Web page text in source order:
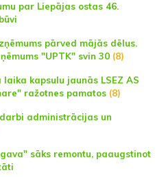
par Liepājas ostas 46.
pārved mājās dēlus.
"UPTK" svin 30 (8)
kapsulu jaunās LSEZ AS
ražotnes pamatos (8)
administrācijas un
sāks remontu, paaugstinot